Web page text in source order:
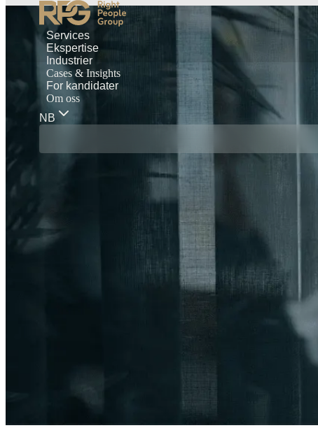
Services
Ekspertise
Industrier
Cases & Insights
For kandidater
Om oss
NB